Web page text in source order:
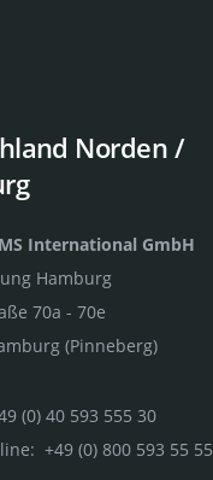
Norden /
International GmbH
Hamburg
70a - 70e
(Pinneberg)
(0) 40 593 555 30
+49 (0) 800 593 55 55